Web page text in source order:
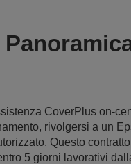
CoverPlus on-
rivolgersi a un
Questo
5 giorni lavorativi